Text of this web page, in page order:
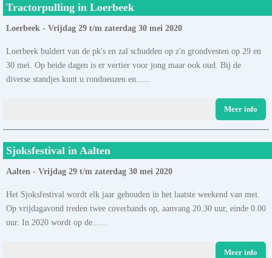
Tractorpulling in Loerbeek
Loerbeek - Vrijdag 29 t/m zaterdag 30 mei 2020
Loerbeek buldert van de pk's en zal schudden op z'n grondvesten op 29 en
30 mei. Op beide dagen is er vertier voor jong maar ook oud. Bij de
diverse standjes kunt u rondneuzen en......
Meer info
Sjoksfestival in Aalten
Aalten - Vrijdag 29 t/m zaterdag 30 mei 2020
Het Sjoksfestival wordt elk jaar gehouden in het laatste weekend van mei.
Op vrijdagavond treden twee coverbands op, aanvang 20.30 uur, einde 0.00
uur. In 2020 wordt op de......
Meer info